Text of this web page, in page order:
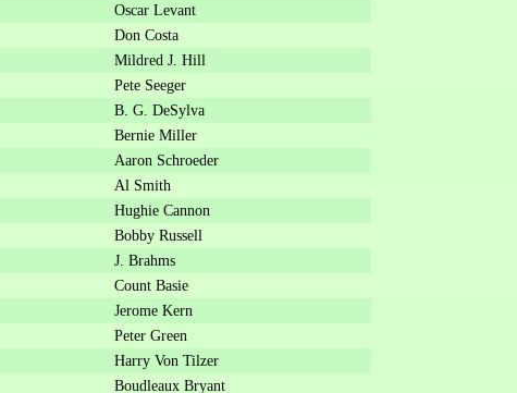
Oscar Levant
Don Costa
Mildred J. Hill
Pete Seeger
B. G. DeSylva
Bernie Miller
Aaron Schroeder
Al Smith
Hughie Cannon
Bobby Russell
J. Brahms
Count Basie
Jerome Kern
Peter Green
Harry Von Tilzer
Boudleaux Bryant